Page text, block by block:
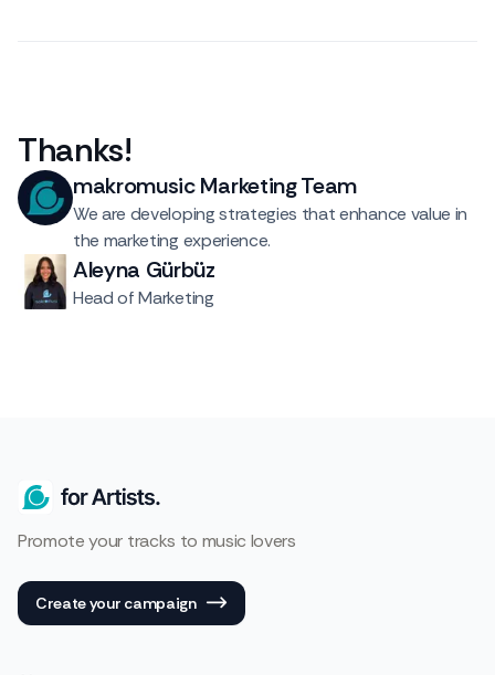
Thanks!
makromusic Marketing Team
We are developing strategies that enhance value in
the marketing experience.
Aleyna Gürbüz
Head of Marketing
Promote your tracks to music lovers
Create your campaign